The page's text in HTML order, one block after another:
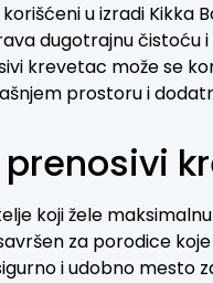
u izradi Kikka
dugotrajnu čistoću i
krevetac može se
prostoru i
koji žele
za porodice
i udobno mesto